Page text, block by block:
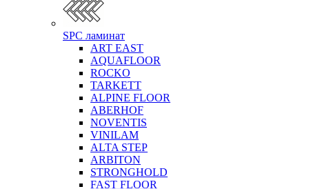
SPC ламинат
ART EAST
AQUAFLOOR
ROCKO
TARKETT
ALPINE FLOOR
ABERHOF
NOVENTIS
VINILAM
ALTA STEP
ARBITON
STRONGHOLD
FAST FLOOR